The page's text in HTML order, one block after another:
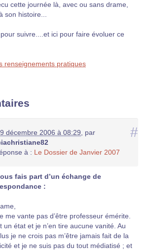
cette journée là, avec ou sans drame,
son histoire...
suivre....et ici pour faire évoluer ce
renseignements pratiques
#
décembre 2006 à 08:29
par
à : Le Dossier de Janvier 2007
fais part d’un échange de
:
me vante pas d’être professeur émérite.
un état et je n’en tire aucune vanité. Au
je ne crois pas m’être jamais fait de la
et je ne suis pas du tout médiatisé ; et